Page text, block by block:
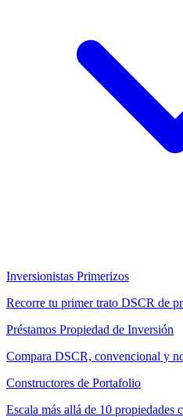
Inversionistas Primerizos
Recorre tu primer trato DSCR de
Préstamos Propiedad de Inversión
Compara DSCR, convencional y
Constructores de Portafolio
Escala más allá de 10 propiedades